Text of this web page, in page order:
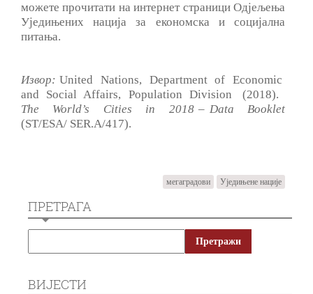
можете прочитати на интернет страници Одјељења
Уједињених нација за економска и социјална
питања.
Извор: United Nations, Department of Economic
and Social Affairs, Population Division (2018).
The World’s Cities in 2018 ‒ Data Booklet
(ST/ESA/ SER.A/417).
мегаградови Уједињене нације
ПРЕТРАГА
ВИЈЕСТИ